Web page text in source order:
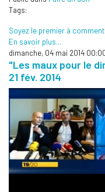
Tags:
Soyez le premier à
En savoir plus...
dimanche, 04 mai 2014
"Les maux pour le
21 fév. 2014